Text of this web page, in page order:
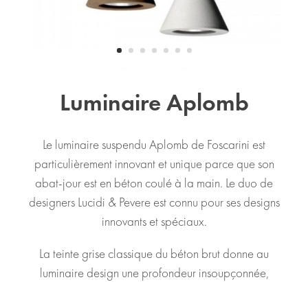
Luminaire Aplomb
Le luminaire suspendu Aplomb de Foscarini est
particulièrement innovant et unique parce que son
abat-jour est en béton coulé à la main. Le duo de
designers Lucidi & Pevere est connu pour ses designs
innovants et spéciaux.
La teinte grise classique du béton brut donne au
luminaire design une profondeur insoupçonnée,